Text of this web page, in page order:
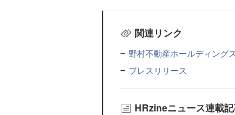
関連リンク
野村不動産ホールディングス
プレスリリース
HRzineニュース連載